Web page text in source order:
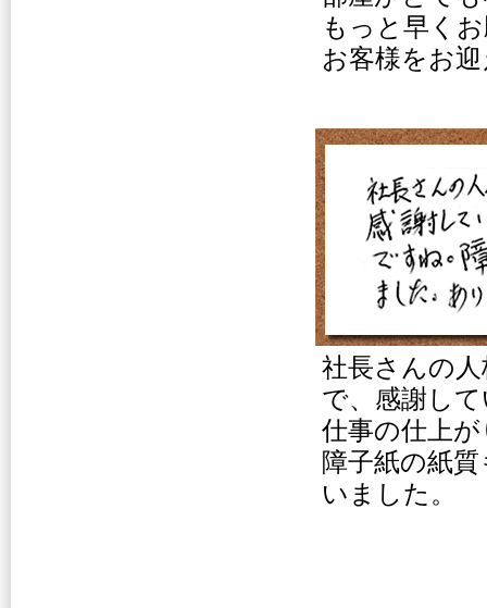
もっと早く
お客様をお
社長さんの
で、感謝し
仕事の仕上
障子紙の紙
いました。